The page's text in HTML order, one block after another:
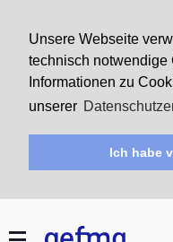
Unsere Webseite
technisch notwendige
Informationen zu
unserer
Ich habe